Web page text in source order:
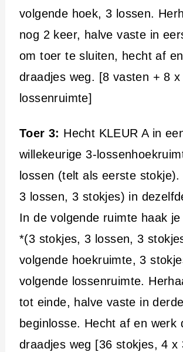
volgende hoek, 3 lossen.
nog 2 keer, halve vaste in
om toer te sluiten, hecht af
draadjes weg. [8 vasten + 8 x
lossenruimte]
Toer 3: Hecht KLEUR A in
willekeurige 3-
lossen (telt als eerste
3 lossen, 3 stokjes) in
In de volgende ruimte haak
*(3 stokjes, 3 lossen, 3
volgende hoekruimte, 3
volgende lossenruimte.
tot einde, halve vaste in derde
beginlosse. Hecht af en werk
draadjes weg [36 stokjes, 4 x